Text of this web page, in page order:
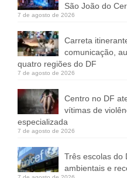
São João do
7 de agosto de 2026
Carreta
comunicação,
quatro regiões do DF
7 de agosto de 2026
Centro no DF
vítimas de
especializada
7 de agosto de 2026
Três escolas do
ambientais e